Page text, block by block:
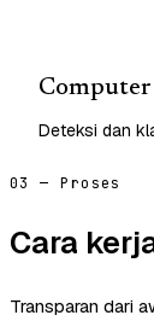
Deteksi dan
03 — Proses
Cara
Transparan dari